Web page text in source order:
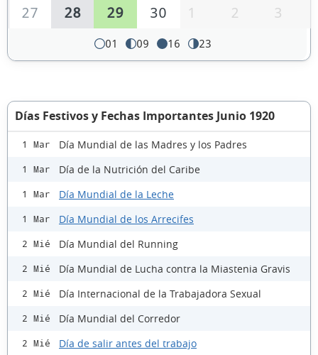
27
28 29 30 1 2 3
01 09 16 23
Días Festivos y Fechas Importantes Junio 1920
1 Mar Día Mundial de las Madres y los Padres
1 Mar Día de la Nutrición del Caribe
1 Mar Día Mundial de la Leche
1 Mar Día Mundial de los Arrecifes
2 Mié Día Mundial del Running
2 Mié Día Mundial de Lucha contra la Miastenia Gravis
2 Mié Día Internacional de la Trabajadora Sexual
2 Mié Día Mundial del Corredor
2 Mié Día de salir antes del trabajo